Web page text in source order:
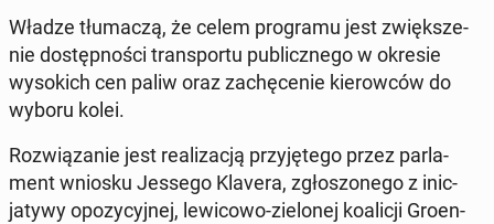
Władze tłu­maczą, że celem pro­gra­mu jest zwięk­sze­
nie dostęp­noś­ci trans­portu pub­licznego w okresie
wyso­kich cen paliw oraz zachęce­nie kierow­ców do
wyboru kolei.
Rozwiązanie jest re­al­iza­cją przyjętego przez par­la­
ment wniosku Jessego Klavera, zgłos­zonego z in­ic­
jaty­wy opozy­cyjnej, lewicowo-zielonej koal­icji Groen­